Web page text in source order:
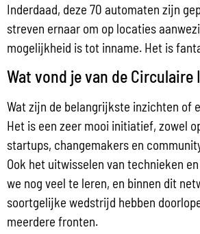
Inderdaad, deze 70 automaten zijn
streven ernaar om op locaties
mogelijkheid is tot inname. Het is
Wat vond je van de
Wat zijn de belangrijkste inzichten of
Het is een zeer mooi initiatief, zowel
startups, changemakers en
Ook het uitwisselen van technieken
we nog veel te leren, en binnen dit
soortgelijke wedstrijd hebben
meerdere fronten.